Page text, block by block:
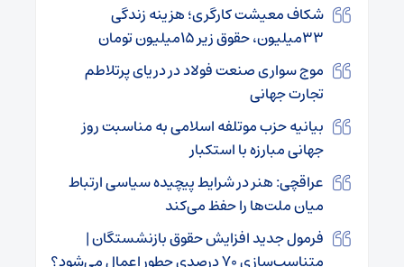
شکاف معیشت کارگری؛ هزینه زندگی
۳۳میلیون، حقوق زیر ۱۵میلیون تومان
موج‌ سواری صنعت فولاد در دریای پرتلاطم
تجارت جهانی
بیانیه حزب موتلفه اسلامی به مناسبت روز
جهانی مبارزه با استکبار
عراقچی: هنر در شرایط پیچیده سیاسی ارتباط
میان ملت‌ها را حفظ می‌کند
فرمول جدید افزایش حقوق بازنشستگان |
متناسب‌سازی ۷۰ درصدی چطور اعمال می‌شود؟